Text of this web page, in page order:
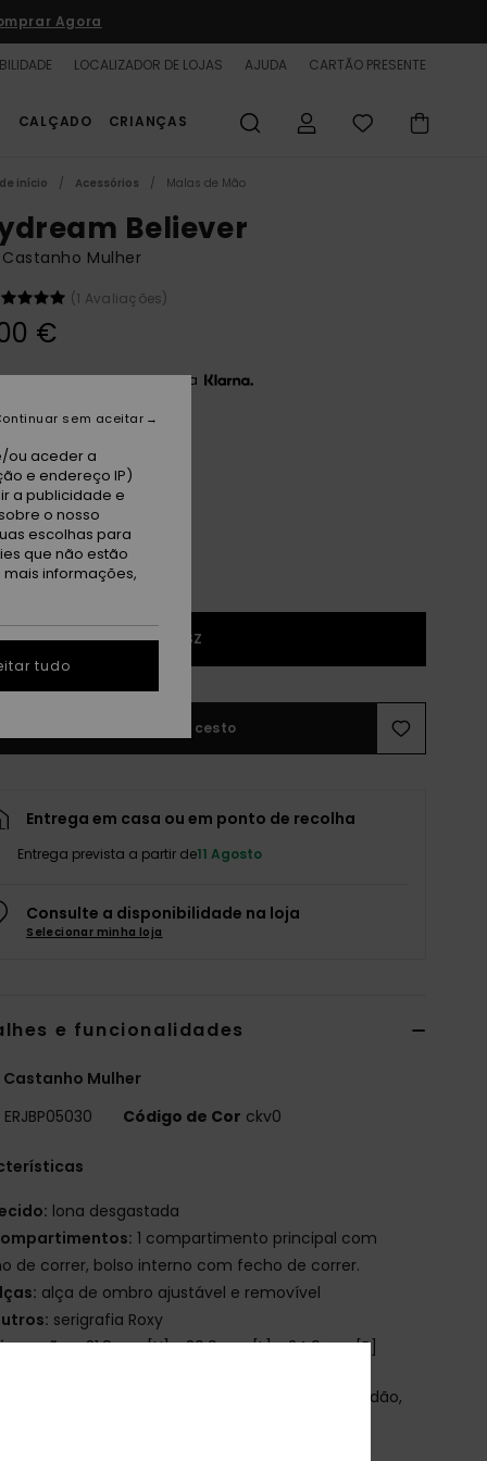
Agora
LOCALIZADOR DE LOJAS AJUDA CARTÃO PRESENTE
CALÇADO CRIANÇAS
início Acessórios Malas de Mão
Believer
Castanho Mulher
(1 Avaliações)
€
x 20,00 € sem juros com a
Au Lait
1SZ
Adicionar ao cesto
Entrega em casa ou em ponto de recolha
Entrega prevista a partir de11 Agosto
Consulte a disponibilidade na loja
Selecionar minha loja
e funcionalidades
Castanho Mulher
ERJBP05030 Código de Cor ckv0
lona desgastada
1 compartimento principal com
de correr, bolso interno com fecho de correr.
alça de ombro ajustável e removível
serigrafia Roxy
31.8 cm [H] x 39.9 cm [L] x 24.9 cm [P]
[Tecido principal] 52% poliéster, 31% algodão,
ou aceder a
e endereço IP)
a publicidade e
o nosso
escolhas para
que não estão
informações,
sem aceitar
tudo